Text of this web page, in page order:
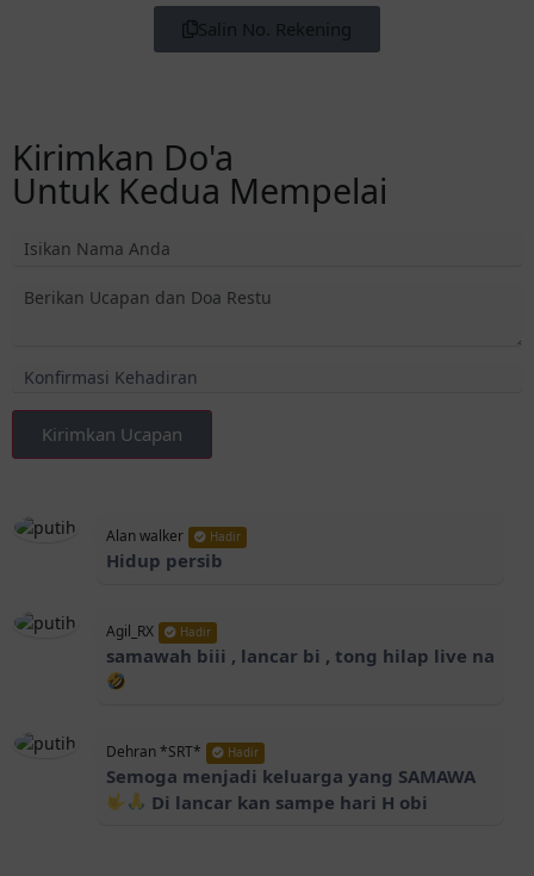
Salin No. Rekening
Kirimkan Do'a
Untuk Kedua Mempelai
Kirimkan Ucapan
Alan walker Hadir
Hidup persib
Agil_RX Hadir
samawah biii , lancar bi , tong hilap live na
Dehran *SRT* Hadir
Semoga menjadi keluarga yang SAMAWA
Di lancar kan sampe hari H obi